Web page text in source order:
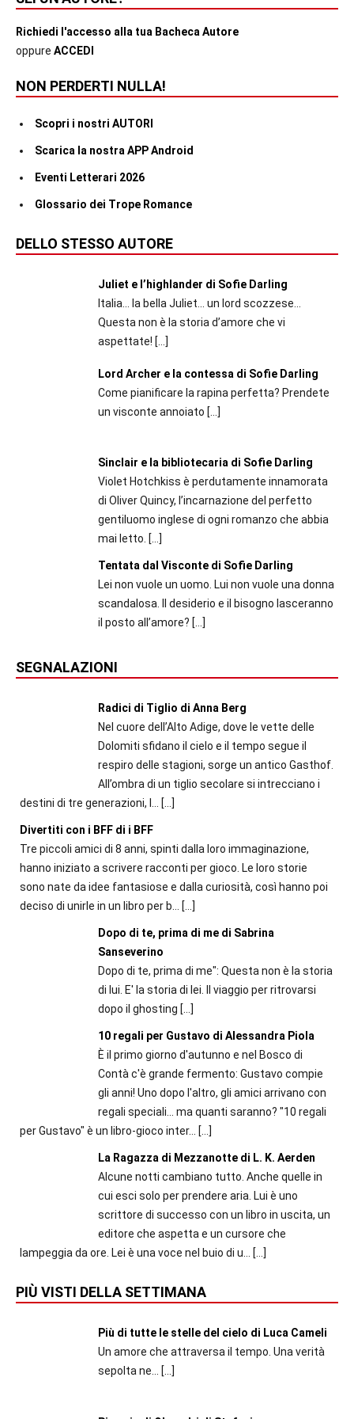
Richiedi l'accesso alla tua Bacheca Autore
oppure ACCEDI
NON PERDERTI NULLA!
Scopri i nostri AUTORI
Scarica la nostra APP Android
Eventi Letterari 2026
Glossario dei Trope Romance
DELLO STESSO AUTORE
Juliet e l’highlander di Sofie Darling
Italia... la bella Juliet... un lord scozzese...
Questa non è la storia d’amore che vi
aspettate! […]
Lord Archer e la contessa di Sofie Darling
Come pianificare la rapina perfetta? Prendete
un visconte annoiato […]
Sinclair e la bibliotecaria di Sofie Darling
Violet Hotchkiss è perdutamente innamorata
di Oliver Quincy, l’incarnazione del perfetto
gentiluomo inglese di ogni romanzo che abbia
mai letto. […]
Tentata dal Visconte di Sofie Darling
Lei non vuole un uomo. Lui non vuole una donna
scandalosa. Il desiderio e il bisogno lasceranno
il posto all’amore? […]
SEGNALAZIONI
Radici di Tiglio di Anna Berg
Nel cuore dell’Alto Adige, dove le vette delle
Dolomiti sfidano il cielo e il tempo segue il
respiro delle stagioni, sorge un antico Gasthof.
All’ombra di un tiglio secolare si intrecciano i
destini di tre generazioni, l...
[…]
Divertiti con i BFF di i BFF
Tre piccoli amici di 8 anni, spinti dalla loro immaginazione,
hanno iniziato a scrivere racconti per gioco. Le loro storie
sono nate da idee fantasiose e dalla curiosità, così hanno poi
deciso di unirle in un libro per b...
[…]
Dopo di te, prima di me di Sabrina
Sanseverino
Dopo di te, prima di me": Questa non è la storia
di lui. E' la storia di lei. Il viaggio per ritrovarsi
dopo il ghosting […]
10 regali per Gustavo di Alessandra Piola
È il primo giorno d'autunno e nel Bosco di
Contà c'è grande fermento: Gustavo compie
gli anni! Uno dopo l'altro, gli amici arrivano con
regali speciali... ma quanti saranno? "10 regali
per Gustavo" è un libro-gioco inter...
[…]
La Ragazza di Mezzanotte di L. K. Aerden
Alcune notti cambiano tutto. Anche quelle in
cui esci solo per prendere aria. Lui è uno
scrittore di successo con un libro in uscita, un
editore che aspetta e un cursore che
lampeggia da ore. Lei è una voce nel buio di u...
[…]
PIÙ VISTI DELLA SETTIMANA
Più di tutte le stelle del cielo di Luca Cameli
Un amore che attraversa il tempo. Una verità
sepolta ne...
[…]